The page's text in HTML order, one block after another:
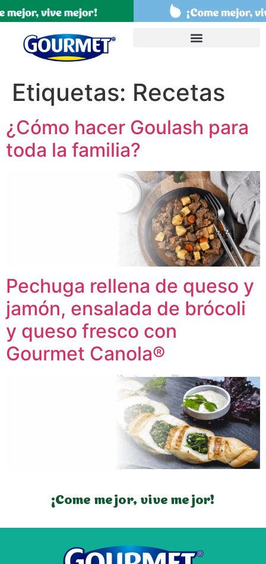
Etiquetas: Recetas
¿Cómo hacer Goulash para
toda la familia?
Pechuga rellena de queso y
jamón, ensalada de brócoli
y queso fresco con
Gourmet Canola®
¡Come mejor, vive mejor!